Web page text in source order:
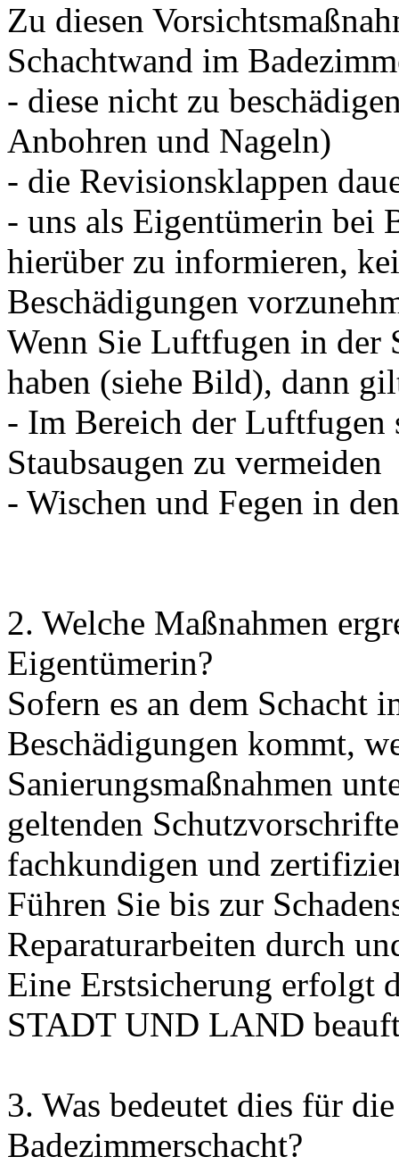
Zu diesen
Schachtwand im
- diese nicht zu
Anbohren und Nageln)
- die Revisionsklappen
- uns als Eigentümerin bei
hierüber zu informieren,
Beschädigungen
Wenn Sie Luftfugen in der
haben (siehe Bild), dann
- Im Bereich der
Staubsaugen zu vermeiden
- Wischen und Fegen in
2. Welche Maßnahmen
Eigentümerin?
Sofern es an dem Schacht
Beschädigungen kommt,
Sanierungsmaßnahmen
geltenden
fachkundigen und
Führen Sie bis zur
Reparaturarbeiten durch
Eine Erstsicherung erfolgt
STADT UND LAND
3. Was bedeutet dies für
Badezimmerschacht?